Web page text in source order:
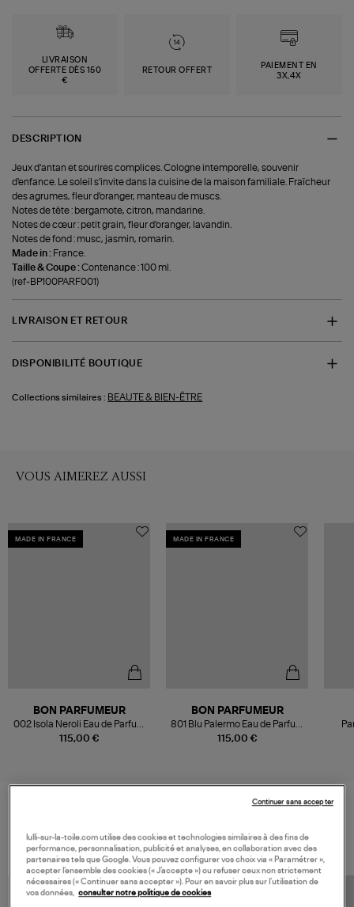
LIVRAISON
OFFERTE DÈS 150
€
RETOUR OFFERT
PAIEMENT EN
3X,4X
DESCRIPTION
Jeux d'antan et sourires complices. Cologne intemporelle, souvenir
d'enfance. Le soleil s'invite dans la cuisine de la maison familiale. Fraîcheur
des agrumes, fleur d'oranger, manteau de muscs.
Notes de tête : bergamote, citron, mandarine.
Notes de cœur : petit grain, fleur d'oranger, lavandin.
Notes de fond : musc, jasmin, romarin.
Made in : France.
Taille & Coupe :Contenance : 100 ml.
(ref-BP100PARF001)
LIVRAISON ET RETOUR
DISPONIBILITÉ BOUTIQUE
Collections similaires : BEAUTE & BIEN-ÊTRE
VOUS AIMEREZ AUSSI
MADE IN FRANCE
115,00 €
BON PARFUMEUR
002 Isola Neroli Eau de Parfum
100ml
MADE IN FRANCE
115,00 €
BON PARFUMEUR
801 Blu Palermo Eau de Parfum
100ml
lulli-sur-la-toile.com utilise des cookies et technologies similaires à des fins de
performance, personnalisation, publicité et analyses, en collaboration avec des
partenaires tels que Google. Vous pouvez configurer vos choix via « Paramétrer »,
accepter l’ensemble des cookies (« J’accepte ») ou refuser ceux non strictement
nécessaires (« Continuer sans accepter »). Pour en savoir plus sur l’utilisation de
vos données, consulter notre politique de cookies
Continuer sans accepter